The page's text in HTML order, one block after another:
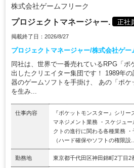
株式会社ゲームフリーク
プロジェクトマネージャー. 正社
掲載終了日：2026/8/27
プロジェクトマネージャー/株式会社ゲー
同社は、世界で一番売れているRPG「ポ
出したクリエイター集団です！ 1989年
器のゲームソフトを手掛け、 あの「ポ
を生み...
仕事内容
『ポケットモンスター』シリ
マネジメント業務 ・スケジュ
クトの進行に関わる各種業務
（ハード確保やソフトの権限設...
勤務地 東京都千代田区神田錦町2丁目